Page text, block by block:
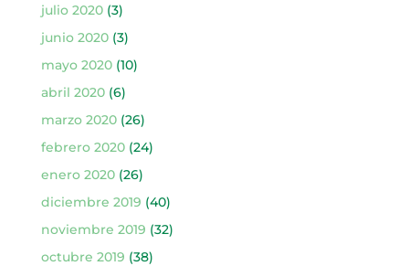
julio 2020(3)
junio 2020(3)
mayo 2020(10)
abril 2020(6)
marzo 2020(26)
febrero 2020(24)
enero 2020(26)
diciembre 2019 (40)
noviembre 2019 (32)
octubre 2019 (38)